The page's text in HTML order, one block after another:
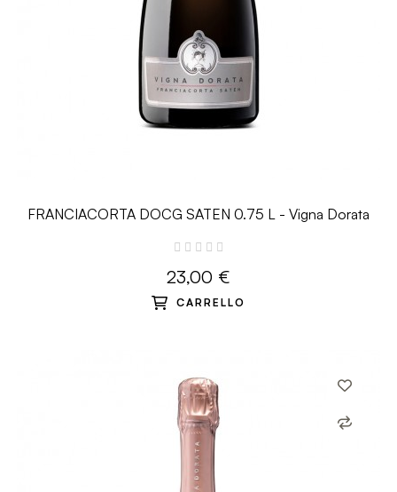
FRANCIACORTA DOCG SATEN 0.75 L - Vigna Dorata
23,00 €
CARRELLO